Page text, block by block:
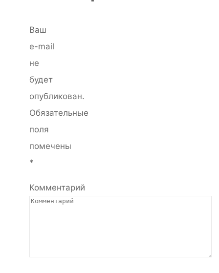
Ваш
e-mail
не
будет
опубликован.
Обязательные
поля
помечены
*
Комментарий